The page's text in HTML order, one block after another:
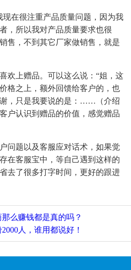
在很注重产品质量问题，因为我
，所以我对产品质量要求也很
售，不到其它厂家做销售，就是
上赠品。可以这么说：“姐，这
格之上，额外回馈给客户的，也
，只是我要说的是：……（介绍
户认识到赠品的价值，感觉赠品
题以及客服应对话术，如果觉
在客服宝中，等自己遇到这样的
去了很多打字时间，更好的跟进
么赚钱都是真的吗？
人，谁用都说好！